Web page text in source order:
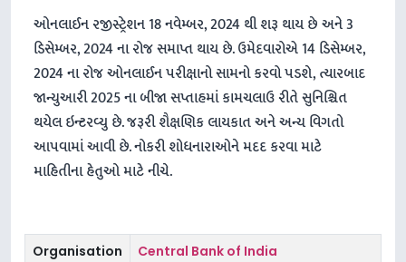
ઓનલાઈન રજીસ્ટ્રેશન 18 નવેમ્બર, 2024 થી શરૂ થાય છે અને 3
ડિસેમ્બર, 2024 ના રોજ સમાપ્ત થાય છે. ઉમેદવારોએ 14 ડિસેમ્બર,
2024 ના રોજ ઓનલાઈન પરીક્ષાનો સામનો કરવો પડશે, ત્યારબાદ
જાન્યુઆરી 2025 ના બીજા સપ્તાહમાં કામચલાઉ રીતે સુનિશ્ચિત
થયેલ ઇન્ટરવ્યુ છે. જરૂરી શૈક્ષણિક લાયકાત અને અન્ય વિગતો
આપવામાં આવી છે. નોકરી શોધનારાઓને મદદ કરવા માટે
માહિતીના હેતુઓ માટે નીચે.
Organisation
Central Bank of India